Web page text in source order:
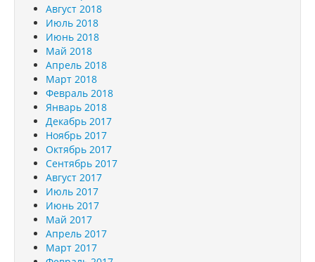
Август 2018
Июль 2018
Июнь 2018
Май 2018
Апрель 2018
Март 2018
Февраль 2018
Январь 2018
Декабрь 2017
Ноябрь 2017
Октябрь 2017
Сентябрь 2017
Август 2017
Июль 2017
Июнь 2017
Май 2017
Апрель 2017
Март 2017